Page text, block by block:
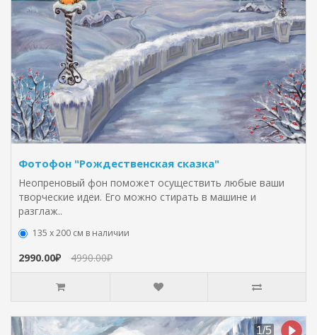
Фотофон "Рождественская сказка"
Неопреновый фон поможет осуществить любые ваши
творческие идеи. Его можно стирать в машине и
разглаж..
135 х 200 см в наличии
2990.00₽ 4990.00₽